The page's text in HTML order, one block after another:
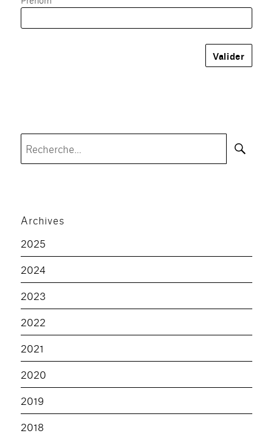
pour :
Archives
2025
2024
2023
2022
2021
2020
2019
2018